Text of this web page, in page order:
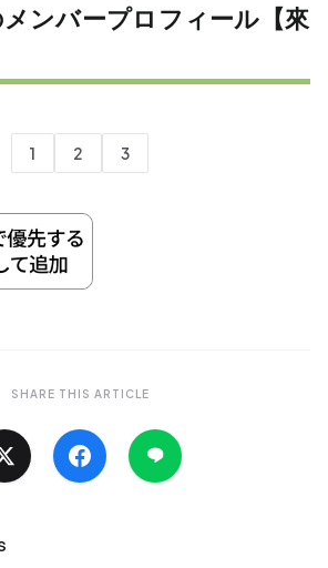
ンバープロフィール【來
1 2 3
SHARE THIS ARTICLE